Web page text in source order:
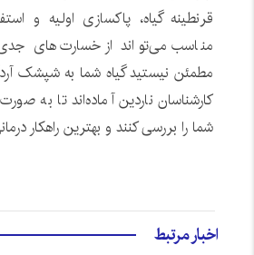
قرنطینه گیاه، پاکسازی اولیه و
مناسب می‌تواند از خسارت‌های
مطمئن نیستید گیاه شما به شپشک
کارشناسان ناردین آماده‌اند تا به
شما را بررسی کنند و بهترین راهکار
اخبار مرتبط